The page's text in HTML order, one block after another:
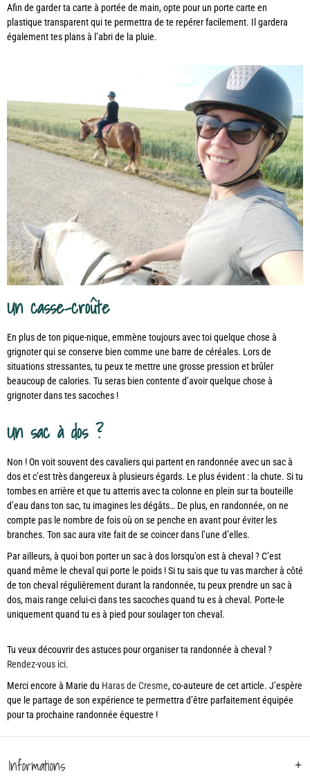
Afin de garder ta carte à portée de main, opte pour un porte carte en
plastique transparent qui te permettra de te repérer facilement. Il gardera
également tes plans à l’abri de la pluie.
Un casse-croûte
En plus de ton pique-nique, emmène toujours avec toi quelque chose à
grignoter qui se conserve bien comme une barre de céréales. Lors de
situations stressantes, tu peux te mettre une grosse pression et brûler
beaucoup de calories. Tu seras bien contente d’avoir quelque chose à
grignoter dans tes sacoches !
Un sac à dos ?
Non ! On voit souvent des cavaliers qui partent en randonnée avec un sac à
dos et c’est très dangereux à plusieurs égards. Le plus évident : la chute. Si tu
tombes en arrière et que tu atterris avec ta colonne en plein sur ta bouteille
d’eau dans ton sac, tu imagines les dégâts… De plus, en randonnée, on ne
compte pas le nombre de fois où on se penche en avant pour éviter les
branches. Ton sac aura vite fait de se coincer dans l’une d’elles.
Par ailleurs, à quoi bon porter un sac à dos lorsqu’on est à cheval ? C’est
quand même le cheval qui porte le poids ! Si tu sais que tu vas marcher à côté
de ton cheval régulièrement durant la randonnée, tu peux prendre un sac à
dos, mais range celui-ci dans tes sacoches quand tu es à cheval. Porte-le
uniquement quand tu es à pied pour soulager ton cheval.
Tu veux découvrir des astuces pour organiser ta randonnée à cheval ?
Rendez-vous ici.
Merci encore à Marie du Haras de Cresme, co-auteure de cet article. J’espère
que le partage de son expérience te permettra d’être parfaitement équipée
pour ta prochaine randonnée équestre !
Informations